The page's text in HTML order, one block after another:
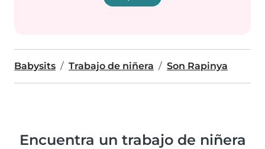
Babysits Trabajo de niñera Son Rapinya
Encuentra un trabajo de niñera